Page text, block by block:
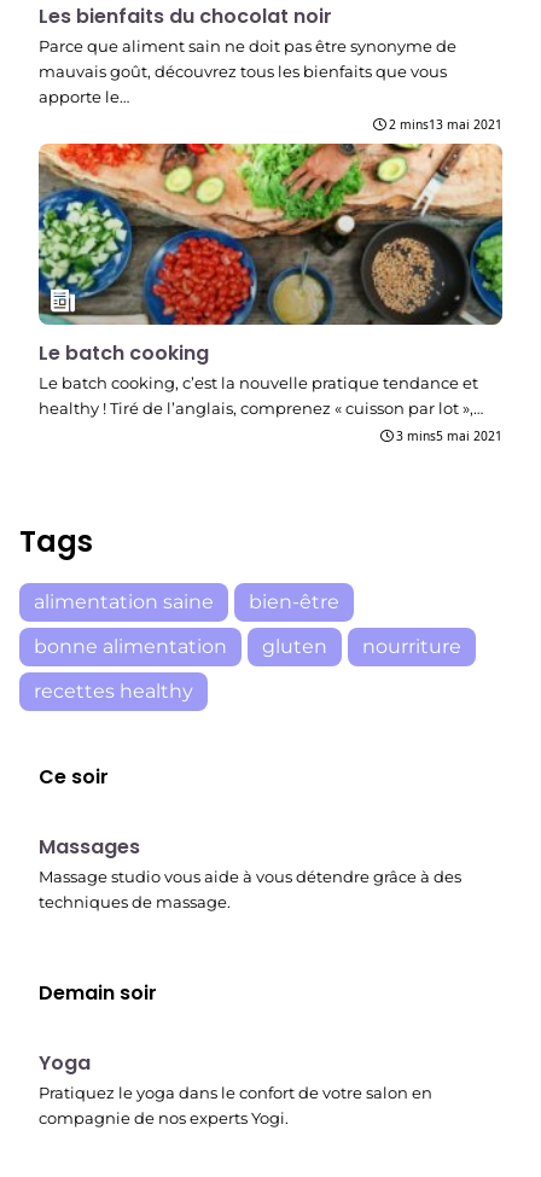
Les bienfaits du chocolat noir
Parce que aliment sain ne doit pas être synonyme de
mauvais goût, découvrez tous les bienfaits que vous
apporte le…
2 mins13 mai 2021
Le batch cooking
Le batch cooking, c’est la nouvelle pratique tendance et
healthy ! Tiré de l’anglais, comprenez « cuisson par lot »,…
3 mins5 mai 2021
Tags
alimentation saine
bien-être
bonne alimentation
gluten
nourriture
recettes healthy
Ce soir
23:30
Massages
Massage studio vous aide à vous détendre grâce à des
techniques de massage.
Demain soir
00:15
Yoga
Pratiquez le yoga dans le confort de votre salon en
compagnie de nos experts Yogi.